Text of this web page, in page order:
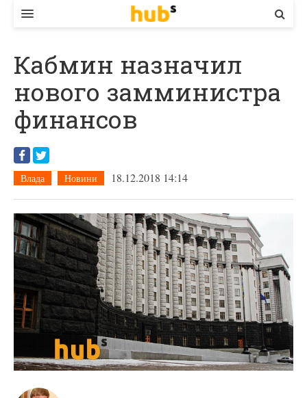
ЕКОНОМІКА
БІЗНЕС
СТАРТЕР
КОНТАКТИ
Кабмин назначил
нового замминистра
финансов
Влада Новини 18.12.2018 14:14